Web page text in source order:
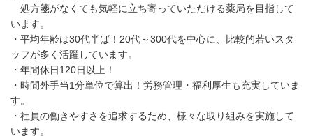
処方箋がなくても気軽に立ち寄っていただける薬局を目指して
います。
・平均年齢は30代半ば！20代～300代を中心に、比較的若いスタ
ッフが多く活躍しています。
・年間休日120日以上！
・時間外手当1分単位で算出！労務管理・福利厚生も充実していま
す。
・社員の働きやすさを追求するため、様々な取り組みを実施して
います。